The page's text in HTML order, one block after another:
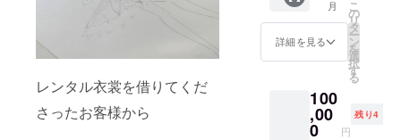
レンタル衣裳を借りてくだ
さったお客様から
掛かり
ます。
URLを
ご記載
い。
順次お
る予定
です。
する際
にご提
示いた
いただ
す。 ☆
お届け
ルは
2023年
1月中に
演する
バレエ
衣裳の
お届け
いたし
ます。
☆リ
ターン
内容：
るバレ
エ衣裳
の手書
ニック
衣裳を
20%前
後割り
引いた
80,000
円でセ
ミオー
月
詳細を見る
こ
の
リ
タ
ー
ン
を
選
択
す
る
100
,00
0 円
残り4